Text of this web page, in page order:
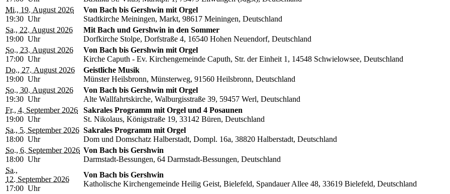
Mi., 19. August 2026
19:30 Uhr
Von Bach bis Gershwin mit Orgel
Stadtkirche Meiningen, Markt, 98617 Meiningen, Deutschland
Sa., 22. August 2026
19:00 Uhr
Mit Bach und Gershwin in den Sommer
Dorfkirche Stolpe, Dorfstraße 4, 16540 Hohen Neuendorf, Deutschland
So., 23. August 2026
17:00 Uhr
Von Bach bis Gershwin mit Orgel
Kirche Caputh - Ev. Kirchengemeinde Caputh, Str. der Einheit 1, 14548 Schwielowsee, Deutschland
Do., 27. August 2026
19:00 Uhr
Geistliche Musik
Münster Heilsbronn, Münsterweg, 91560 Heilsbronn, Deutschland
So., 30. August 2026
19:30 Uhr
Von Bach bis Gershwin mit Orgel
Alte Wallfahrtskirche, Walburgisstraße 39, 59457 Werl, Deutschland
Fr., 4. September 2026
19:00 Uhr
Sakrales Programm mit Orgel und 4 Posaunen
St. Nikolaus, Königstraße 19, 33142 Büren, Deutschland
Sa., 5. September 2026
18:00 Uhr
Sakrales Programm mit Orgel
Dom und Domschatz Halberstadt, Dompl. 16a, 38820 Halberstadt, Deutschland
So., 6. September 2026
18:00 Uhr
Von Bach bis Gershwin
Darmstadt-Bessungen, 64 Darmstadt-Bessungen, Deutschland
Sa.,
12. September 2026
17:00 Uhr
Von Bach bis Gershwin
Katholische Kirchengemeinde Heilig Geist, Bielefeld, Spandauer Allee 48, 33619 Bielefeld, Deutschland